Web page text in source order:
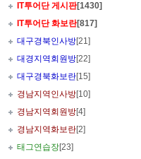
IT투어단 게시판[1430]
IT투어단 화보란[817]
대구경북인사방[21]
대경지역회원방[22]
대구경북화보란[15]
경남지역인사방[10]
경남지역회원방[4]
경남지역화보란[2]
태그연습장[23]